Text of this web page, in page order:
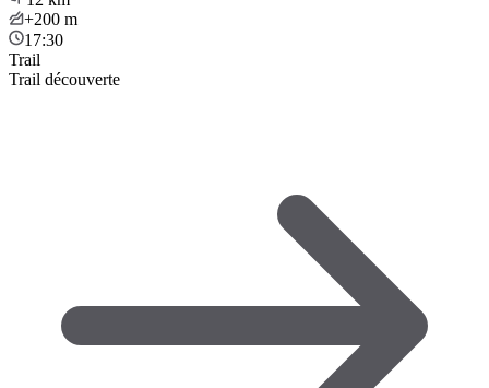
+200 m
17:30
Trail
Trail découverte